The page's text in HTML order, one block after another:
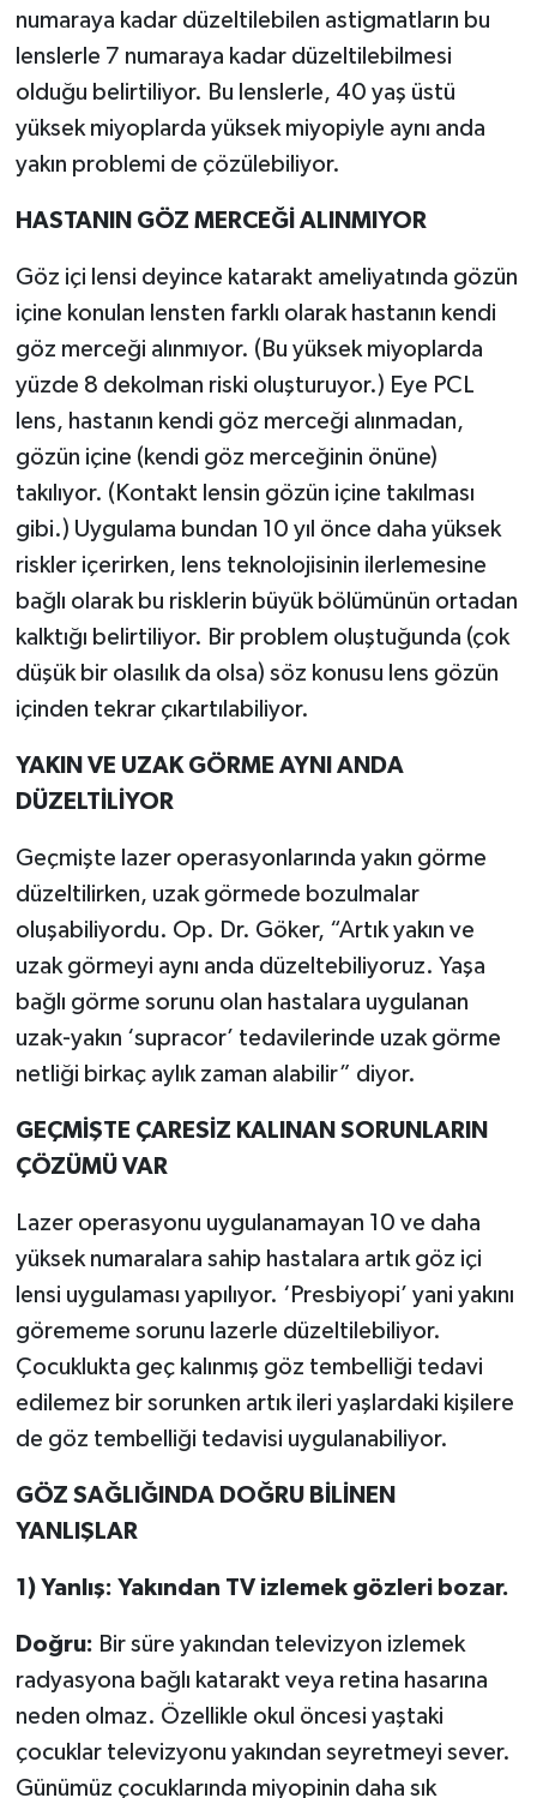
numaraya kadar düzeltilebilen astigmatların bu
lenslerle 7 numaraya kadar düzeltilebilmesi
olduğu belirtiliyor. Bu lenslerle, 40 yaş üstü
yüksek miyoplarda yüksek miyopiyle aynı anda
yakın problemi de çözülebiliyor.
HASTANIN GÖZ MERCEĞİ ALINMIYOR
Göz içi lensi deyince katarakt ameliyatında gözün
içine konulan lensten farklı olarak hastanın kendi
göz merceği alınmıyor. (Bu yüksek miyoplarda
yüzde 8 dekolman riski oluşturuyor.) Eye PCL
lens, hastanın kendi göz merceği alınmadan,
gözün içine (kendi göz merceğinin önüne)
takılıyor. (Kontakt lensin gözün içine takılması
gibi.) Uygulama bundan 10 yıl önce daha yüksek
riskler içerirken, lens teknolojisinin ilerlemesine
bağlı olarak bu risklerin büyük bölümünün ortadan
kalktığı belirtiliyor. Bir problem oluştuğunda (çok
düşük bir olasılık da olsa) söz konusu lens gözün
içinden tekrar çıkartılabiliyor.
YAKIN VE UZAK GÖRME AYNI ANDA
DÜZELTİLİYOR
Geçmişte lazer operasyonlarında yakın görme
düzeltilirken, uzak görmede bozulmalar
oluşabiliyordu. Op. Dr. Göker, “Artık yakın ve
uzak görmeyi aynı anda düzeltebiliyoruz. Yaşa
bağlı görme sorunu olan hastalara uygulanan
uzak-yakın ‘supracor’ tedavilerinde uzak görme
netliği birkaç aylık zaman alabilir” diyor.
GEÇMİŞTE ÇARESİZ KALINAN SORUNLARIN
ÇÖZÜMÜ VAR
Lazer operasyonu uygulanamayan 10 ve daha
yüksek numaralara sahip hastalara artık göz içi
lensi uygulaması yapılıyor. ‘Presbiyopi’ yani yakını
görememe sorunu lazerle düzeltilebiliyor.
Çocuklukta geç kalınmış göz tembelliği tedavi
edilemez bir sorunken artık ileri yaşlardaki kişilere
de göz tembelliği tedavisi uygulanabiliyor.
GÖZ SAĞLIĞINDA DOĞRU BİLİNEN
YANLIŞLAR
1) Yanlış: Yakından TV izlemek gözleri bozar.
Doğru: Bir süre yakından televizyon izlemek
radyasyona bağlı katarakt veya retina hasarına
neden olmaz. Özellikle okul öncesi yaştaki
çocuklar televizyonu yakından seyretmeyi sever.
Günümüz çocuklarında miyopinin daha sık